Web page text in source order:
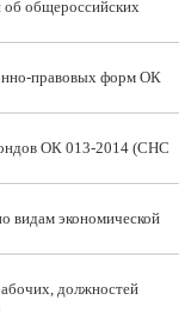
общероссийских
правовых форм ОК
ОК 013-2014 (СНС
видам экономической
должностей